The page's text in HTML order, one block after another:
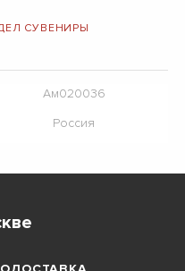
СУВЕНИРЫ
Ам020036
Россия